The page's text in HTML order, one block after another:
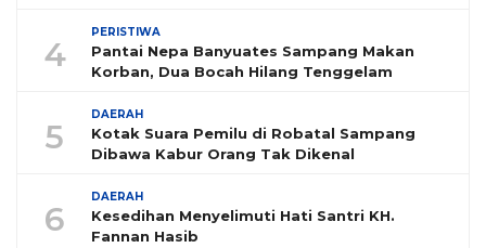
4
PERISTIWA
Pantai Nepa Banyuates Sampang Makan
Korban, Dua Bocah Hilang Tenggelam
5
DAERAH
Kotak Suara Pemilu di Robatal Sampang
Dibawa Kabur Orang Tak Dikenal
6
DAERAH
Kesedihan Menyelimuti Hati Santri KH.
Fannan Hasib